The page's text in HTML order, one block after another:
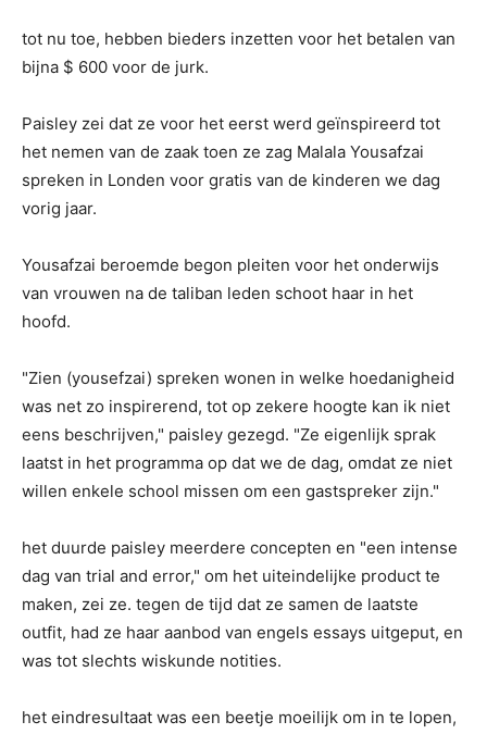
tot nu toe, hebben bieders inzetten voor het betalen van
bijna $ 600 voor de jurk.
Paisley zei dat ze voor het eerst werd geïnspireerd tot
het nemen van de zaak toen ze zag Malala Yousafzai
spreken in Londen voor gratis van de kinderen we dag
vorig jaar.
Yousafzai beroemde begon pleiten voor het onderwijs
van vrouwen na de taliban leden schoot haar in het
hoofd.
"Zien (yousefzai) spreken wonen in welke hoedanigheid
was net zo inspirerend, tot op zekere hoogte kan ik niet
eens beschrijven," paisley gezegd. "Ze eigenlijk sprak
laatst in het programma op dat we de dag, omdat ze niet
willen enkele school missen om een gastspreker zijn."
het duurde paisley meerdere concepten en "een intense
dag van trial and error," om het uiteindelijke product te
maken, zei ze. tegen de tijd dat ze samen de laatste
outfit, had ze haar aanbod van engels essays uitgeput, en
was tot slechts wiskunde notities.
het eindresultaat was een beetje moeilijk om in te lopen,